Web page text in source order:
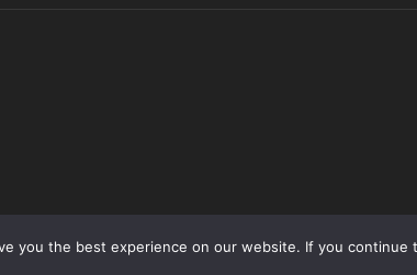
you the best experience on our website. If you